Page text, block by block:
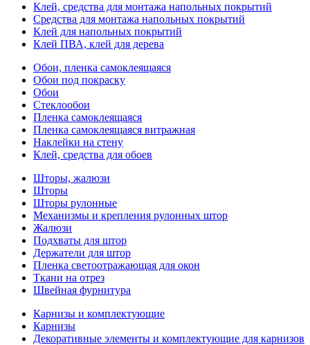
Клей, средства для монтажа напольных покрытий
Средства для монтажа напольных покрытий
Клей для напольных покрытий
Клей ПВА, клей для дерева
Обои, пленка самоклеящаяся
Обои под покраску
Обои
Стеклообои
Пленка самоклеящаяся
Пленка самоклеящаяся витражная
Наклейки на стену
Клей, средства для обоев
Шторы, жалюзи
Шторы
Шторы рулонные
Механизмы и крепления рулонных штор
Жалюзи
Подхваты для штор
Держатели для штор
Пленка светоотражающая для окон
Ткани на отрез
Швейная фурнитура
Карнизы и комплектующие
Карнизы
Декоративные элементы и комплектующие для карнизов